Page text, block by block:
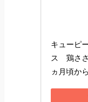
キューピ
ス　鶏さ
ヵ月頃か